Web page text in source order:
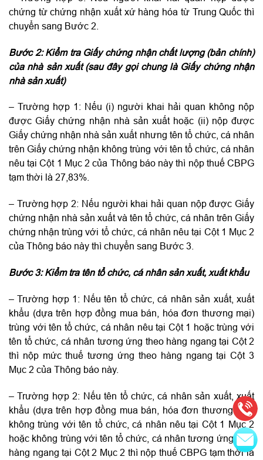
chứng từ chứng nhận xuất xứ hàng hóa từ Trung Quốc thì
chuyển sang Bước 2.
Bước 2: Kiểm tra Giấy chứng nhận chất lượng (bản chính)
của nhà sản xuất (sau đây gọi chung là Giấy chứng nhận
nhà sản xuất)
– Trường hợp 1: Nếu (i) người khai hải quan không nộp
được Giấy chứng nhận nhà sản xuất hoặc (ii) nộp được
Giấy chứng nhận nhà sản xuất nhưng tên tổ chức, cá nhân
trên Giấy chứng nhận không trùng với tên tổ chức, cá nhân
nêu tại Cột 1 Mục 2 của Thông báo này thì nộp thuế CBPG
tạm thời là 27,83%.
– Trường hợp 2: Nếu người khai hải quan nộp được Giấy
chứng nhận nhà sản xuất và tên tổ chức, cá nhân trên Giấy
chứng nhận trùng với tổ chức, cá nhân nêu tại Cột 1 Mục 2
của Thông báo này thì chuyển sang Bước 3.
Bước 3: Kiểm tra tên tổ chức, cá nhân sản xuất, xuất khẩu
– Trường hợp 1: Nếu tên tổ chức, cá nhân sản xuất, xuất
khẩu (dựa trên hợp đồng mua bán, hóa đơn thương mại)
trùng với tên tổ chức, cá nhân nêu tại Cột 1 hoặc trùng với
tên tổ chức, cá nhân tương ứng theo hàng ngang tại Cột 2
thì nộp mức thuế tương ứng theo hàng ngang tại Cột 3
Mục 2 của Thông báo này.
– Trường hợp 2: Nếu tên tổ chức, cá nhân sản xuất, xuất
khẩu (dựa trên hợp đồng mua bán, hóa đơn thương mại)
không trùng với tên tổ chức, cá nhân nêu tại Cột 1 Mục 2
hoặc không trùng với tên tổ chức, cá nhân tương ứng theo
hàng ngang tại Cột 2 Mục 2 thì nộp thuế CBPG tạm thời là